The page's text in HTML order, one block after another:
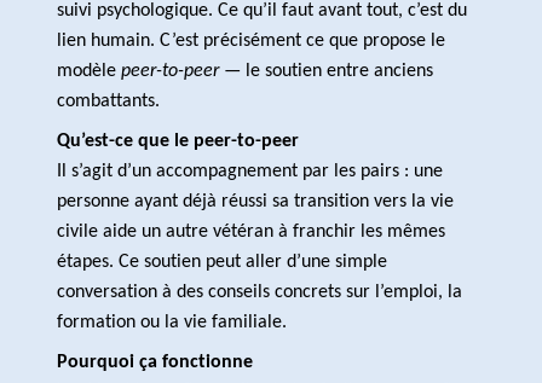
suivi psychologique. Ce qu’il faut avant tout, c’est du
lien humain. C’est précisément ce que propose le
modèle peer-to-peer— le soutien entre anciens
combattants.
Qu’est-ce que le peer-to-peer
Il s’agit d’un accompagnement par les pairs : une
personne ayant déjà réussi sa transition vers la vie
civile aide un autre vétéran à franchir les mêmes
étapes. Ce soutien peut aller d’une simple
conversation à des conseils concrets sur l’emploi, la
formation ou la vie familiale.
Pourquoi ça fonctionne